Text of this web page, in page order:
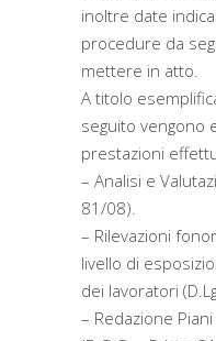
inoltre date
procedure da
mettere in atto.
A titolo
seguito vengono
prestazioni
– Analisi e
81/08).
– Rilevazioni
livello di
dei lavoratori
– Redazione